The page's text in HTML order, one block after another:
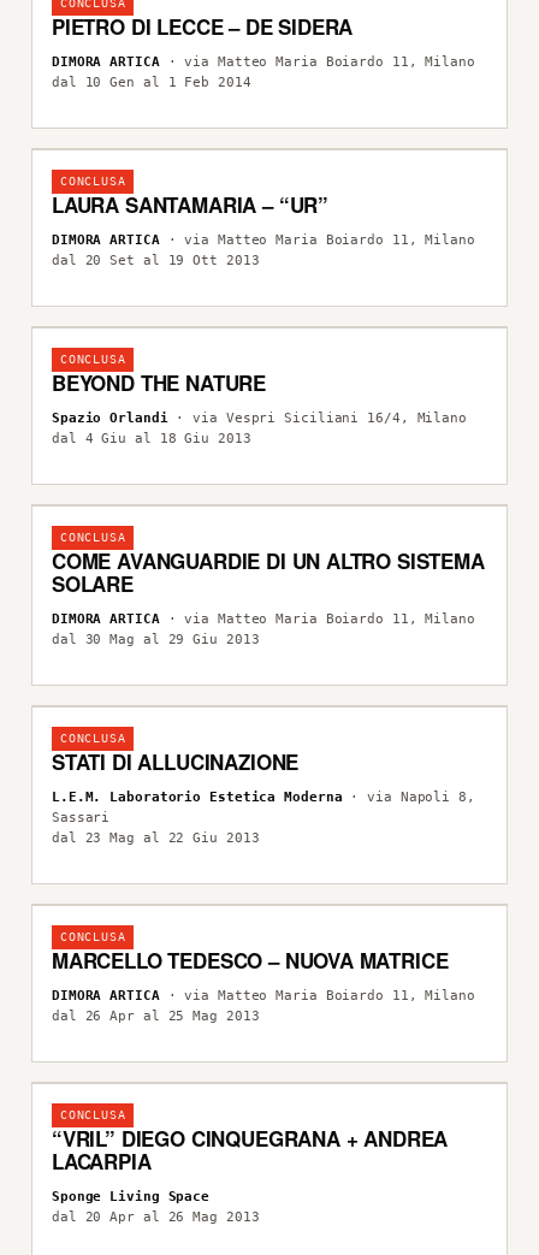
CONCLUSA
PIETRO DI LECCE – DE SIDERA
DIMORA ARTICA· via Matteo Maria Boiardo 11, Milano
dal 10 Gen al 1 Feb 2014
CONCLUSA
LAURA SANTAMARIA – “UR”
DIMORA ARTICA· via Matteo Maria Boiardo 11, Milano
dal 20 Set al 19 Ott 2013
CONCLUSA
BEYOND THE NATURE
Spazio Orlandi· via Vespri Siciliani 16/4, Milano
dal 4 Giu al 18 Giu 2013
CONCLUSA
COME AVANGUARDIE DI UN ALTRO SISTEMA
SOLARE
DIMORA ARTICA· via Matteo Maria Boiardo 11, Milano
dal 30 Mag al 29 Giu 2013
CONCLUSA
STATI DI ALLUCINAZIONE
L.E.M. Laboratorio Estetica Moderna · via Napoli 8,
Sassari
dal 23 Mag al 22 Giu 2013
CONCLUSA
MARCELLO TEDESCO – NUOVA MATRICE
DIMORA ARTICA· via Matteo Maria Boiardo 11, Milano
dal 26 Apr al 25 Mag 2013
CONCLUSA
“VRIL” DIEGO CINQUEGRANA + ANDREA
LACARPIA
Sponge Living Space
dal 20 Apr al 26 Mag 2013